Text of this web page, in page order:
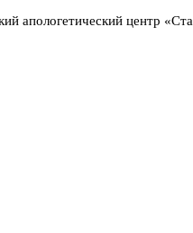
апологетический центр